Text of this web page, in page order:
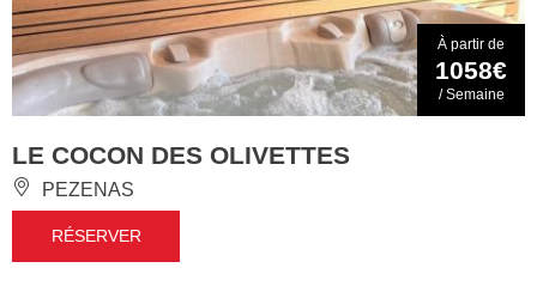
À partir de
1058€
/ Semaine
LE COCON DES OLIVETTES
PEZENAS
RÉSERVER